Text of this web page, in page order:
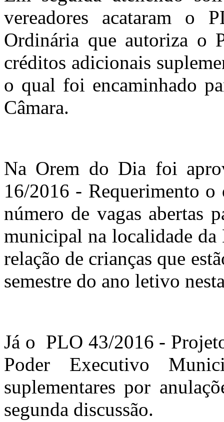
vereadores acataram o
Ordinária que autoriza o
créditos adicionais
o qual foi encaminhado
Câmara.
Na Orem do Dia foi
16/2016 - Requerimento
número de vagas abertas
municipal na localidade
relação de crianças que
semestre do ano letivo
Já o PLO 43/2016 -
Poder Executivo
suplementares por
segunda discussão.